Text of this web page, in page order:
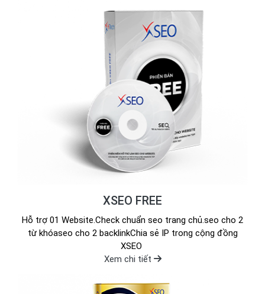
XSEO FREE
Hỗ trợ 01 Website.Check chuẩn seo trang chủ.seo cho 2
từ khóaseo cho 2 backlinkChia sẻ IP trong cộng đồng
XSEO
Xem chi tiết